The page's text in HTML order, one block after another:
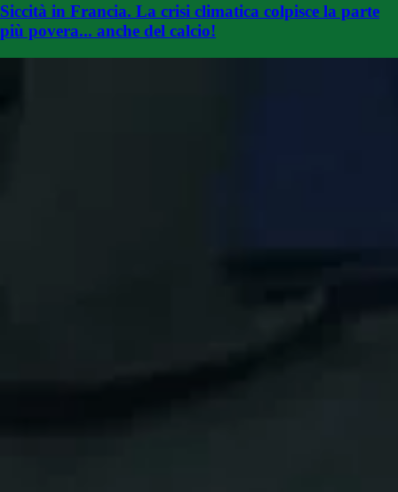
Siccità in Francia. La crisi climatica colpisce la parte
più povera... anche del calcio!